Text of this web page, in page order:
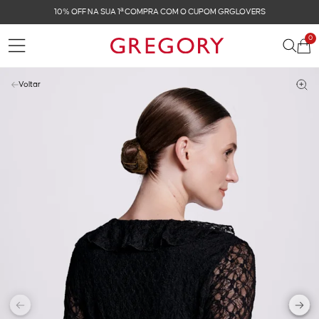
10% OFF NA SUA 1ª COMPRA COM O CUPOM GRGLOVERS
0
Voltar